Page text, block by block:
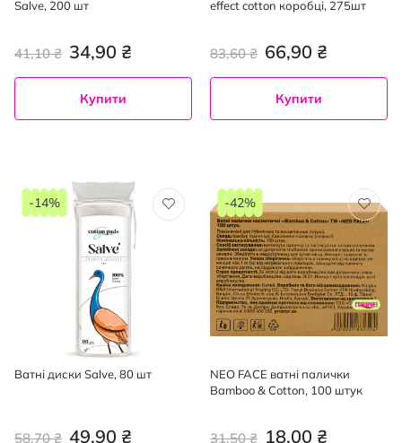
Salve, 200 шт
34,90 ₴
41,10 ₴
Купити
effect cotton коробці, 275шт
66,90 ₴
83,60 ₴
Купити
Ватні диски Salve, 80 шт
49,90 ₴
58,70 ₴
-14%
NEO FACE ватні палички
Bamboo & Cotton, 100 штук
18,00 ₴
31,50 ₴
-42%